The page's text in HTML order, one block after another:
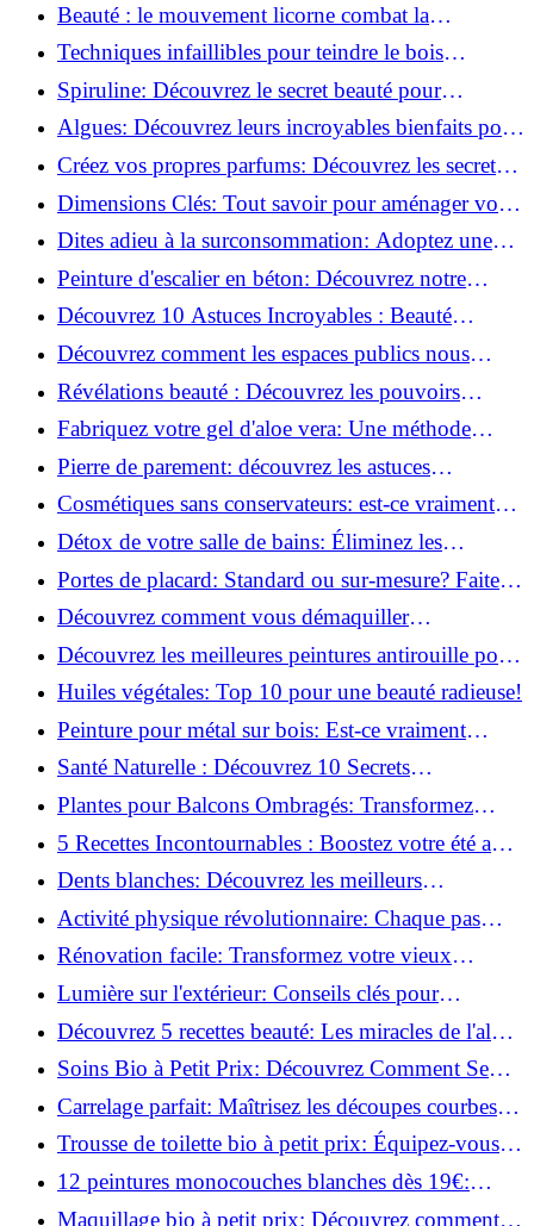
Beauté : le mouvement licorne combat la
surconsommation !
Techniques infaillibles pour teindre le bois
naturellement: Découvrez comment!
Spiruline: Découvrez le secret beauté pour
revitaliser les peaux fatiguées!
Algues: Découvrez leurs incroyables bienfaits pour
la santé et la beauté!
Créez vos propres parfums: Découvrez les secrets
de la fabrication artisanale!
Dimensions Clés: Tout savoir pour aménager votre
salle de bains!
Dites adieu à la surconsommation: Adoptez une
vie plus simple!
Peinture d'escalier en béton: Découvrez notre
tutoriel facile et rapide!
Découvrez 10 Astuces Incroyables : Beauté
Naturelle avec le Concombre !
Découvrez comment les espaces publics nous
incitent à être plus actifs : Révélations surprenantes!
Révélations beauté : Découvrez les pouvoirs
insoupçonnés du concombre!
Fabriquez votre gel d'aloe vera: Une méthode
simple et rapide à la maison!
Pierre de parement: découvrez les astuces
infaillibles pour un nettoyage parfait!
Cosmétiques sans conservateurs: est-ce vraiment
possible?
Détox de votre salle de bains: Éliminez les
ingrédients nocifs dès maintenant!
Portes de placard: Standard ou sur-mesure? Faites
le meilleur choix!
Découvrez comment vous démaquiller
naturellement: Astuces et secrets révélés!
Découvrez les meilleures peintures antirouille pour
le fer: Top 12 analysé!
Huiles végétales: Top 10 pour une beauté radieuse!
Peinture pour métal sur bois: Est-ce vraiment
possible?
Santé Naturelle : Découvrez 10 Secrets
Incontournables pour un Bien-être Optimal!
Plantes pour Balcons Ombragés: Transformez
votre Terrasse en Oasis Verte!
5 Recettes Incontournables : Boostez votre été avec
des huiles essentielles!
Dents blanches: Découvrez les meilleurs
ingrédients naturels!
Activité physique révolutionnaire: Chaque pas
compte pour votre santé!
Rénovation facile: Transformez votre vieux
parquet irrégulier en un clin d'œil!
Lumière sur l'extérieur: Conseils clés pour
concevoir et installer votre éclairage!
Découvrez 5 recettes beauté: Les miracles de l'aloe
vera pour votre peau!
Soins Bio à Petit Prix: Découvrez Comment Se
Chouchouter Pour Moins de 35€!
Carrelage parfait: Maîtrisez les découpes courbes
facilement!
Trousse de toilette bio à petit prix: Équipez-vous
pour moins de 25€!
12 peintures monocouches blanches dès 19€:
Découvrez les meilleures offres!
Maquillage bio à petit prix: Découvrez comment